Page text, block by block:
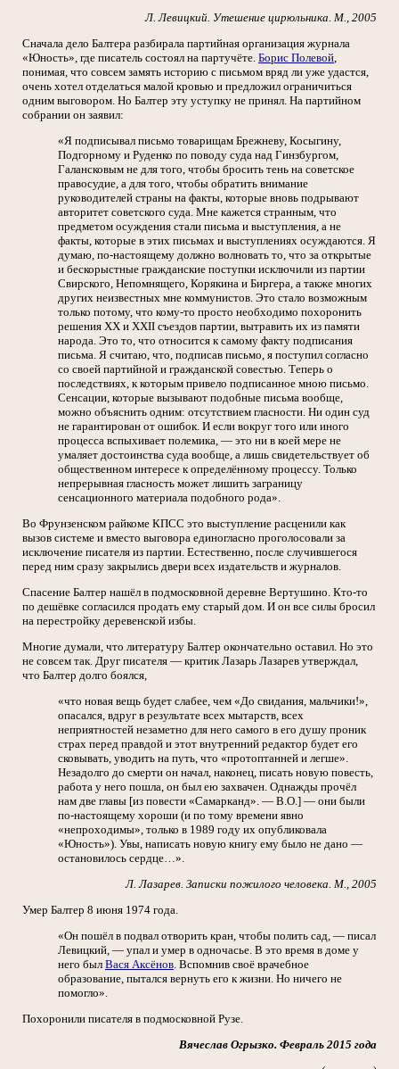
Л. Левицкий. Утешение цирюльника. М., 2005
Сначала дело Балтера разбирала партийная организация журнала
«Юность», где писатель состоял на партучёте. Борис Полевой,
понимая, что совсем замять историю с письмом вряд ли уже удастся,
очень хотел отделаться малой кровью и предложил ограничиться
одним выговором. Но Балтер эту уступку не принял. На партийном
собрании он заявил:
«Я подписывал письмо товарищам Брежневу, Косыгину,
Подгорному и Руденко по поводу суда над Гинзбургом,
Галансковым не для того, чтобы бросить тень на советское
правосудие, а для того, чтобы обратить внимание
руководителей страны на факты, которые вновь подрывают
авторитет советского суда. Мне кажется странным, что
предметом осуждения стали письма и выступления, а не
факты, которые в этих письмах и выступлениях осуждаются. Я
думаю, по-настоящему должно волновать то, что за открытые
и бескорыстные гражданские поступки исключили из партии
Свирского, Непомнящего, Корякина и Биргера, а также многих
других неизвестных мне коммунистов. Это стало возможным
только потому, что кому-то просто необходимо похоронить
решения XX и XXII съездов партии, вытравить их из памяти
народа. Это то, что относится к самому факту подписания
письма. Я считаю, что, подписав письмо, я поступил согласно
со своей партийной и гражданской совестью. Теперь о
последствиях, к которым привело подписанное мною письмо.
Сенсации, которые вызывают подобные письма вообще,
можно объяснить одним: отсутствием гласности. Ни один суд
не гарантирован от ошибок. И если вокруг того или иного
процесса вспыхивает полемика, — это ни в коей мере не
умаляет достоинства суда вообще, а лишь свидетельствует об
общественном интересе к определённому процессу. Только
непрерывная гласность может лишить заграницу
сенсационного материала подобного рода».
Во Фрунзенском райкоме КПСС это выступление расценили как
вызов системе и вместо выговора единогласно проголосовали за
исключение писателя из партии. Естественно, после случившегося
перед ним сразу закрылись двери всех издательств и журналов.
Спасение Балтер нашёл в подмосковной деревне Вертушино. Кто-то
по дешёвке согласился продать ему старый дом. И он все силы бросил
на перестройку деревенской избы.
Многие думали, что литературу Балтер окончательно оставил. Но это
не совсем так. Друг писателя — критик Лазарь Лазарев утверждал,
что Балтер долго боялся,
«что новая вещь будет слабее, чем «До свидания, мальчики!»,
опасался, вдруг в результате всех мытарств, всех
неприятностей незаметно для него самого в его душу проник
страх перед правдой и этот внутренний редактор будет его
сковывать, уводить на путь, что «протоптанней и легше».
Незадолго до смерти он начал, наконец, писать новую повесть,
работа у него пошла, он был ею захвачен. Однажды прочёл
нам две главы [из повести «Самарканд». — В.О.] — они были
по-настоящему хороши (и по тому времени явно
«непроходимы», только в 1989 году их опубликовала
«Юность»). Увы, написать новую книгу ему было не дано —
остановилось сердце…».
Л. Лазарев. Записки пожилого человека. М., 2005
Умер Балтер 8 июня 1974 года.
«Он пошёл в подвал отворить кран, чтобы полить сад, — писал
Левицкий, — упал и умер в одночасье. В это время в доме у
него был Вася Аксёнов. Вспомнив своё врачебное
образование, пытался вернуть его к жизни. Но ничего не
помогло».
Похоронили писателя в подмосковной Рузе.
Вячеслав Огрызко. Февраль 2015 года